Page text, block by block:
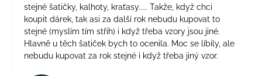
stejné šatičky, kalhoty, kraťasy..... Takže, když chci
koupit dárek, tak asi za další rok nebudu kupovat to
stejné (myslím tím střih) i když třeba vzory jsou jiné.
Hlavně u těch šatiček bych to ocenila. Moc se líbily, ale
nebudu kupovat za rok stejné i když třeba jiný vzor.